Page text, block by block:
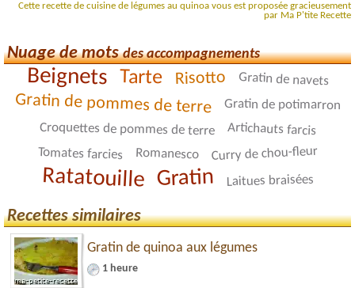
Cette recette de cuisine de légumes au quinoa vous est proposée gracieusement
par Ma P'tite Recette
Nuage de motsdes accompagnements
Beignets Tarte Risotto Gratin de navets
Gratin de pommes de terre Gratin de potimarron
Croquettes de pommes de terre Artichauts farcis
Tomates farcies Romanesco Curry de chou-fleur
Ratatouille Gratin Laitues braisées
Recettes similaires
Gratin de quinoa aux légumes
1 heure